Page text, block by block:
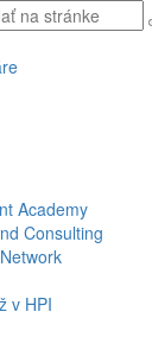
Academy
Consulting
v HPI